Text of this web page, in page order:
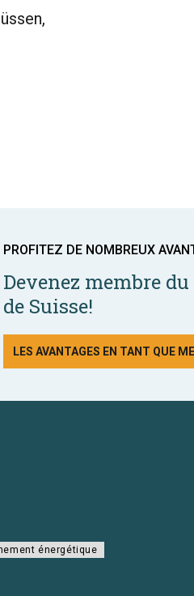
PROFITEZ DE NOMBREUX
Devenez membre
de Suisse!
LES AVANTAGES EN TANT QUE
énergétique